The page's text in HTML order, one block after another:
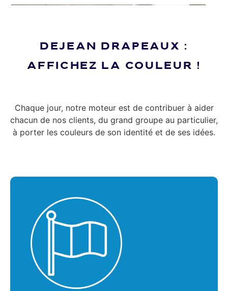
DEJEAN DRAPEAUX :
AFFICHEZ LA COULEUR !
Chaque jour, notre moteur est de contribuer à aider
chacun de nos clients, du grand groupe au particulier,
à porter les couleurs de son identité et de ses idées.